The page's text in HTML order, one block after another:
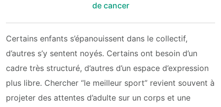
de cancer
Certains enfants s’épanouissent dans le collectif,
d’autres s’y sentent noyés. Certains ont besoin d’un
cadre très structuré, d’autres d’un espace d’expression
plus libre. Chercher “le meilleur sport” revient souvent à
projeter des attentes d’adulte sur un corps et une